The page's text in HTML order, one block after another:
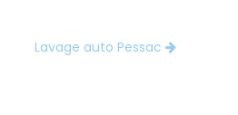
Lavage auto Pessac